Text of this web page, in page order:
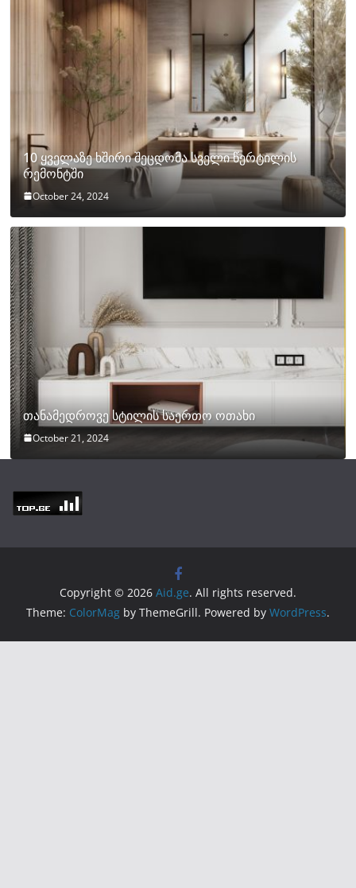
10 ყველაზე ხშირი შეცდომა სველი წერტილის
რემონტში
October 24, 2024
თანამედროვე სტილის საერთო ოთახი
October 21, 2024
Copyright © 2026 Aid.ge. All rights reserved.
Theme: ColorMag by ThemeGrill. Powered by WordPress.